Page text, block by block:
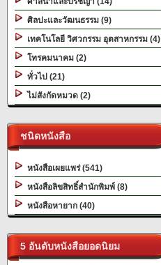
ศิลปะและวัฒนธรรม (9)
เทคโนโลยี วิศวกรรม อุตสาหกรรม (4)
โทรคมนาคม (2)
ทั่วไป (21)
ไม่สังกัดหมวด (2)
ชนิดหนังสือ
หนังสือเผยแพร่ (541)
หนังสือลิขสิทธิ์สำนักพิมพ์ (8)
หนังสือหายาก (40)
5 อันดับหนังสือยอดนิยม